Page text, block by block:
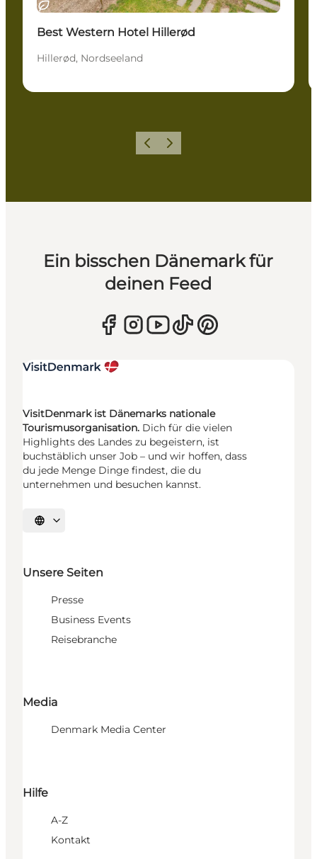
Nachhaltig
Best Western Hotel Hillerød
Hillerød, Nordseeland
ZurückWeiter
Ein bisschen Dänemark für
deinen Feed
VisitDenmark ist Dänemarks nationale
Tourismusorganisation. Dich für die vielen
Highlights des Landes zu begeistern, ist
buchstäblich unser Job – und wir hoffen, dass
du jede Menge Dinge findest, die du
unternehmen und besuchen kannst.
Sprache auswählen
Unsere Seiten
Presse
Business Events
Reisebranche
Media
Denmark Media Center
Hilfe
A-Z
Kontakt